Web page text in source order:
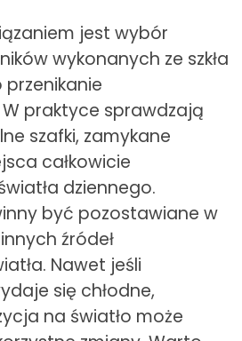
jest wybór
wykonanych ze szkła
praktyce sprawdzają
szafki, zamykane
całkowicie
dziennego.
być pozostawiane w
źródeł
Nawet jeśli
się chłodne,
na światło może